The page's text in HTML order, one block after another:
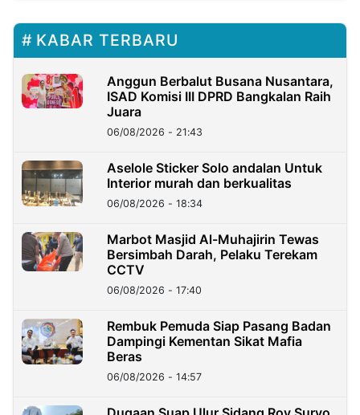
KABAR TERBARU
Anggun Berbalut Busana Nusantara,
ISAD Komisi III DPRD Bangkalan Raih
Juara
06/08/2026 - 21:43
Aselole Sticker Solo andalan Untuk
Interior murah dan berkualitas
06/08/2026 - 18:34
Marbot Masjid Al-Muhajirin Tewas
Bersimbah Darah, Pelaku Terekam
CCTV
06/08/2026 - 17:40
Rembuk Pemuda Siap Pasang Badan
Dampingi Kementan Sikat Mafia
Beras
06/08/2026 - 14:57